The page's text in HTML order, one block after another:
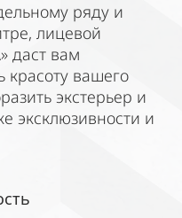
ряду и
лицевой
даст вам
красоту вашего
экстерьер и
эксклюзивности и